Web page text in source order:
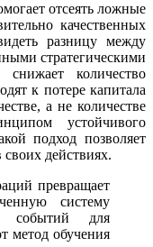
отсеять ложные
качественных
разницу между
стратегическими
количество
к потере капитала
а не количестве
устойчивого
подход позволяет
своих действиях.
превращает
систему
событий для
метод обучения